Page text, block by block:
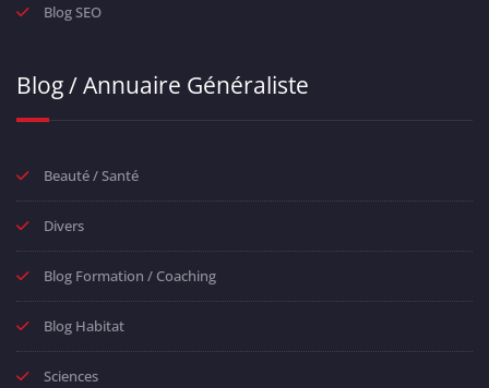
Blog SEO
Blog / Annuaire Généraliste
Beauté / Santé
Divers
Blog Formation / Coaching
Blog Habitat
Sciences